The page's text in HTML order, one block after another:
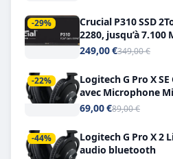
-29%
Crucial P310 SSD
2280, jusqu’à 7.100
249,00 €349,00 €
-22%
Logitech G Pro X
avec Microphone
Headphone X 7.1
69,00 €89,00 €
-44%
Logitech G Pro X 2
audio bluetooth